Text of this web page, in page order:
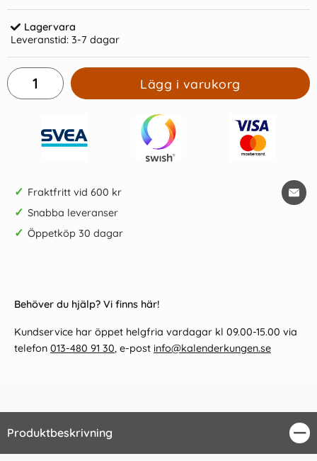
Lagervara
Leveranstid: 3-7 dagar
Lägg i varukorg
✓ Fraktfritt vid 600 kr
✓ Snabba leveranser
✓ Öppetköp 30 dagar
Behöver du hjälp? Vi finns här!
Kundservice har öppet helgfria vardagar kl 09.00-15.00 via
telefon 013-480 91 30, e-post info@kalenderkungen.se
Produktbeskrivning